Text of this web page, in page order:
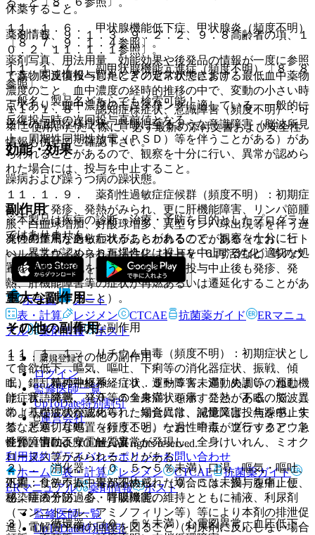
１１．１．６． 甲状腺機能低下症、甲状腺炎（頻度不明）
〔８．７、９．１．４参照〕。
１１．１．７． 副甲状腺機能亢進症（頻度不明）〔８．８
参照〕。
１１．１．８． 認知症様症状、意識障害（頻度不明）：可
逆性の認知症様症状、昏睡に至るような意識障害（脳波所見
上、周期性同期性放電（ＰＳＤ）等を伴うことがある）があ
らわれることがあるので、観察を十分に行い、異常が認めら
れた場合には、投与を中止すること。
１１．１．９． 薬剤性過敏症症候群（頻度不明）：初期症
状として発疹、発熱がみられ、更に肝機能障害、リンパ節腫
脹、白血球増加、好酸球増多、異型リンパ球出現等を伴う遅
発性の重篤な過敏症状があらわれることがある（なお、ヒト
ヘルペスウイルス６再活性化（ＨＨＶ−６再活性化）等のウ
イルス再活性化を伴うことが多く、投与中止後も発疹、発
熱、肝機能障害等の症状が再燃あるいは遷延化することがあ
るので注意すること）。
その他の副作用
１１．２． その他の副作用
１）． 精神神経系：（０．５〜５％未満）めまい、ねむ
け、言語障害、（０．５％未満）頭痛、発熱、不眠、脳波異
常（基礎波の徐波化等）、知覚異常、記憶障害、焦躁感、失
禁、悪寒、耳鳴、（頻度不明）一過性暗点、ブラックアウト
発作、情動不安、せん妄。
２）． 消化器：（０．５〜５％未満）口渇、嘔気・嘔吐、
下痢、食欲不振、胃部不快感、（０．５％未満）腹痛、便
秘、唾液分泌過多、胃腸障害。
３）． 循環器：（０．５％未満）心電図異常、血圧低下、
休薬すること。
〔８．５、９．１．３、９．２．２、９．８高齢者の項、１
０．２、１１．１．１参照〕。
＊薬物を反復投与したときの定常状態における最低血中薬物
濃度のこと。血中濃度の経時的推移の中で、変動の小さい時
点であり、血中濃度のモニタリングに適している。一般的に
反復投与時の次回投与直前値となる。
効能・効果
躁病および躁うつ病の躁状態。
副作用
次の副作用があらわれることがあるので、観察を十分に行
い、異常が認められた場合には投与を中止するなど適切な処
置を行うこと。
重大な副作用
１１．１． 重大な副作用
１１．１．１． リチウム中毒（頻度不明）：初期症状とし
て食欲低下、嘔気、嘔吐、下痢等の消化器症状、振戦、傾
眠、錯乱等の中枢神経症状、運動障害、運動失調等の運動機
能症状、発熱、発汗等の全身症状を示すことがあるので、こ
のような症状が認められた場合には、減量又は投与を中止す
るなど適切な処置を行うこと。なお、中毒が進行すると、急
性腎障害により電解質異常が発現し、全身けいれん、ミオク
ローヌス等がみられることがある。
処置：リチウム中毒が認められた場合には、投与を中止し、
感染症の予防、心・呼吸機能の維持とともに補液、利尿剤
（マンニトール、アミノフィリン等）等により本剤の排泄促
進、電解質平衡の回復を図ること（利尿剤に反応しない場合
薬剤情報
薬剤写真、用法用量、効能効果や後発品の情報が一度に参照
でき、関連情報へ簡単にアクセスができます。
一般名、製品名どちらでも検索可能！
※ ご使用いただく際に、必ず最新の添付文書および安全性
情報も併せてご確認下さい。
※本製品は疾病の診断・治療・予防を目的としたプログラム
ではありません。
ホーム
ノート
表・計算
レジメン CTCAE 抗菌薬ガイド
ERマニュ
アル
薬剤情報 ポスト
新規登録
ログイン
監修医師一覧
UpToDate特別割引
運営会社
© 2021 HOKUTO Inc. All rights reserved.
利用規約プライバシーポリシーお問い合わせ
ホーム
表・計算 レジメン CTCAE
抗菌薬ガイド
ERマニュアル
薬剤情報 ポスト
監修医師一覧
UpToDate特別割引